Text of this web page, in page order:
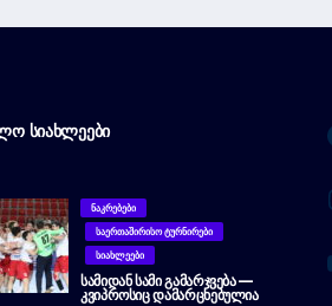
ᲡᲘᲐᲮᲚᲔᲔᲑᲘ
ᲜᲐᲙᲠᲔᲑᲔᲑᲘ
ᲡᲐᲔᲠᲗᲐᲨᲘᲠᲘᲡᲝ ᲢᲣᲠᲜᲘᲠᲔᲑᲘ
ᲡᲘᲐᲮᲚᲔᲔᲑᲘ
ᲡᲐᲛᲘᲓᲐᲜ ᲡᲐᲛᲘ ᲒᲐᲛᲐᲠᲯᲕᲔᲑᲐ —
ᲙᲕᲘᲞᲠᲝᲡᲘᲪ ᲓᲐᲛᲐᲠᲪᲮᲔᲑᲣᲚᲘᲐ